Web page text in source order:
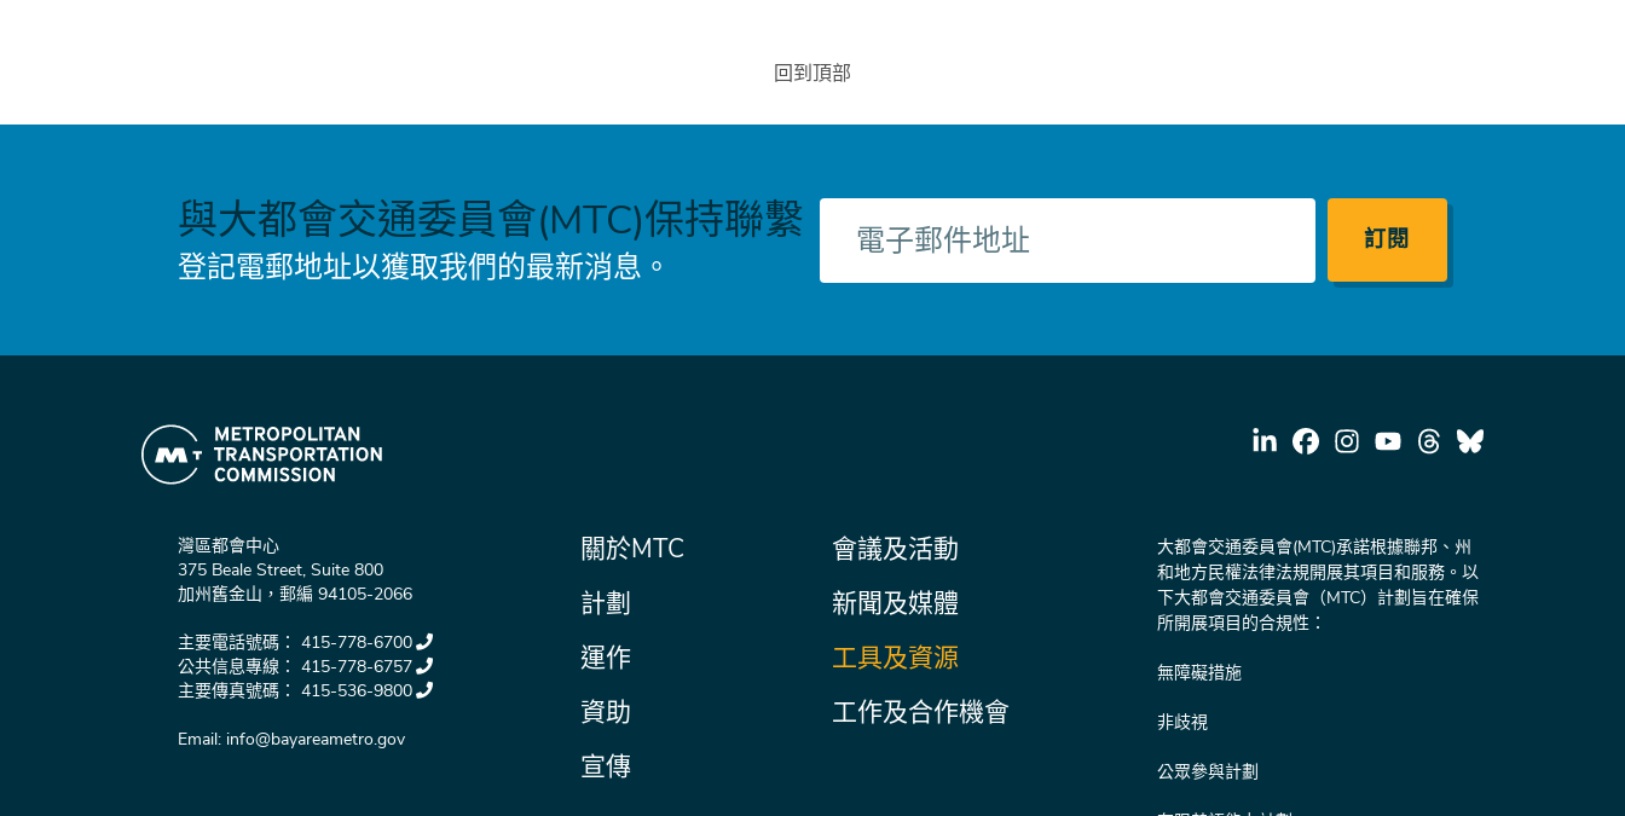
回到頂部
與大都會交通委員會(MTC)保持聯繫
登記電郵地址以獲取我們的最新消息。
電
灣區都會中心
375 Beale Street, Suite 800
加州舊金山，郵編 94105-2066
主要電話號碼： 415-778-6700
公共信息專線： 415-778-6757
主要傳真號碼： 415-536-9800
Email: info@bayareametro.gov
主
菜
單
關於MTC
計劃
運作
資助
宣傳
Secondary
會議及活動
新聞及媒體
工具及資源
工作及合作機會
大都會交通委員會(MTC)承諾根據聯邦、州
和地方民權法律法規開展其項目和服務。以
下大都會交通委員會（MTC）計劃旨在確保
所開展項目的合規性：
無障礙措施
非歧視
公眾參與計劃